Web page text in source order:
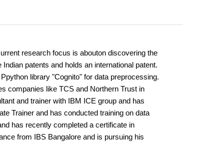
research focus is abouton discovering the
patents and holds an international patent.
library "Cognito" for data preprocessing.
companies like TCS and Northern Trust in
and trainer with IBM ICE group and has
Trainer and has conducted training on data
has recently completed a certificate in
from IBS Bangalore and is pursuing his